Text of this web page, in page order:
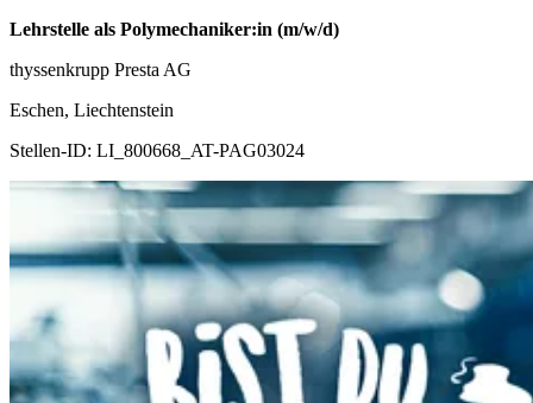
Lehrstelle als Polymechaniker:in (m/w/d)
thyssenkrupp Presta AG
Eschen, Liechtenstein
Stellen-ID: LI_800668_AT-PAG03024